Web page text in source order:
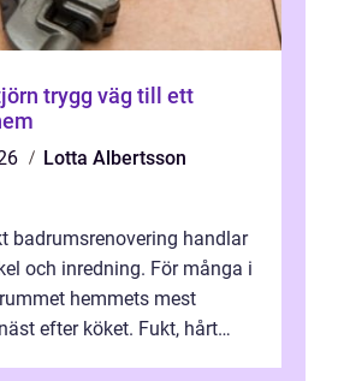
till ett
Lotta Albertsson
badrumsrenovering handlar
och inredning. För många i
hemmets mest
efter köket. Fukt, hårt